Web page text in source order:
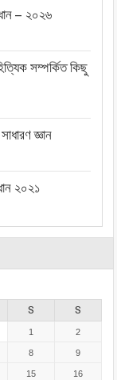
– ২০২৬
সম্পর্কিত কিছু
জ্ঞান
২০২১
S S
1 2
8 9
15 16